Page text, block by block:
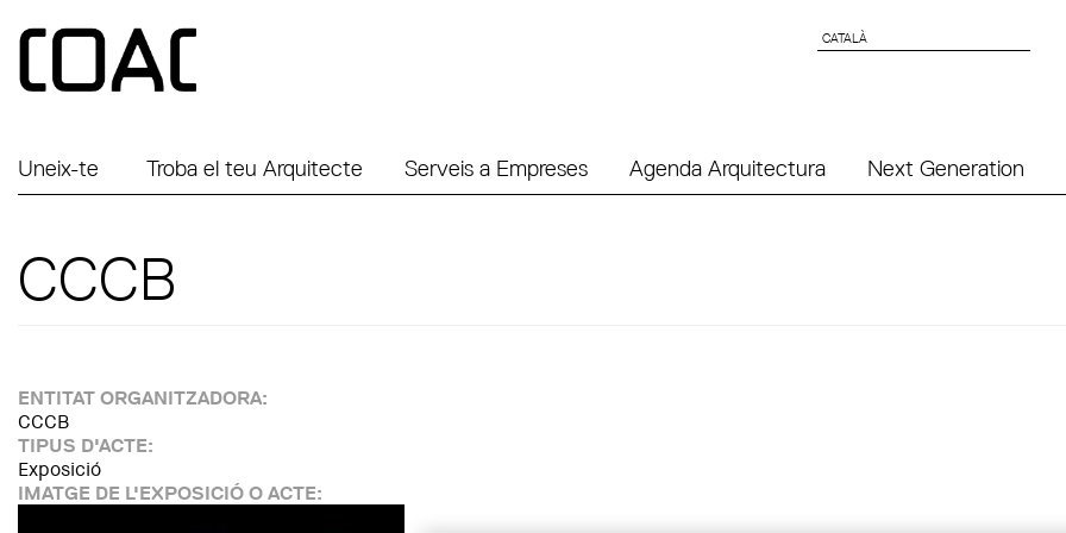
CATALÀ
CATALÀ
Uneix-te Troba el teu Arquitecte Serveis a Empreses Agenda Arquitectura Next Generation
CCCB
ENTITAT ORGANITZADORA:
CCCB
TIPUS D'ACTE:
Exposició
IMATGE DE L'EXPOSICIÓ O ACTE: